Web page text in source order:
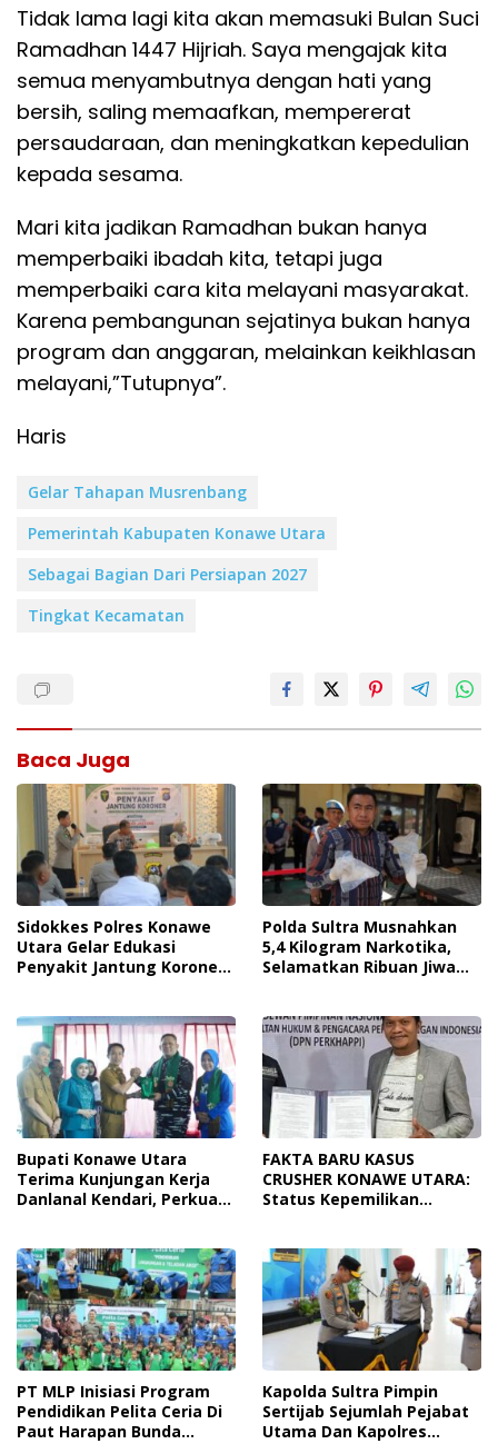
Tidak lama lagi kita akan memasuki Bulan Suci
Ramadhan 1447 Hijriah. Saya mengajak kita
semua menyambutnya dengan hati yang
bersih, saling memaafkan, mempererat
persaudaraan, dan meningkatkan kepedulian
kepada sesama.
Mari kita jadikan Ramadhan bukan hanya
memperbaiki ibadah kita, tetapi juga
memperbaiki cara kita melayani masyarakat.
Karena pembangunan sejatinya bukan hanya
program dan anggaran, melainkan keikhlasan
melayani,”Tutupnya”.
Haris
Gelar Tahapan Musrenbang
Pemerintah Kabupaten Konawe Utara
Sebagai Bagian Dari Persiapan 2027
Tingkat Kecamatan
Baca Juga
Sidokkes Polres Konawe
Utara Gelar Edukasi
Penyakit Jantung Koroner,
Hidup Sehat
Polda Sultra Musnahkan
5,4 Kilogram Narkotika,
Selamatkan Ribuan Jiwa
Bupati Konawe Utara
Terima Kunjungan Kerja
Danlanal Kendari, Perkuat
FAKTA BARU KASUS
CRUSHER KONAWE UTARA:
Status Kepemilikan
Tersangka Dr. Ruksamin
Dinilai Prematur
PT MLP Inisiasi Program
Pendidikan Pelita Ceria Di
Paut Harapan Bunda
Kapolda Sultra Pimpin
Sertijab Sejumlah Pejabat
Utama Dan Kapolres